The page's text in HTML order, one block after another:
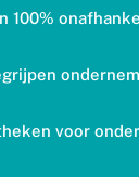
100%
voor